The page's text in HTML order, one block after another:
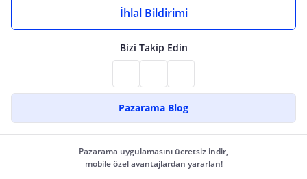
İhlal Bildirimi
Bizi Takip Edin
Pazarama Blog
Pazarama uygulamasını ücretsiz indir,
mobile özel avantajlardan yararlan!